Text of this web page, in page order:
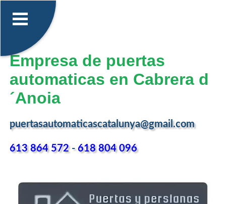
Empresa de puertas
automaticas en Cabrera d
´Anoia
puertasautomaticascatalunya@gmail.com
613 864 572-618 804 096